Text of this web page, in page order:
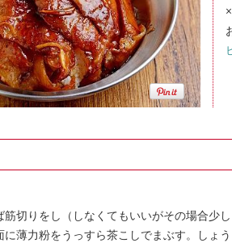
筋切りをし（しなくてもいいがその場合少し
に薄力粉をうっすら茶こしでまぶす。しょう